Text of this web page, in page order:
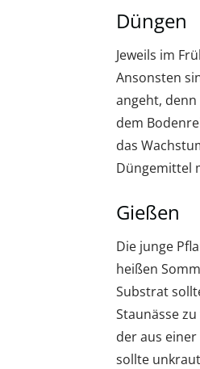
Düngen
Jeweils im
Ansonsten
angeht,
dem
das
Düngemittel
Gießen
Die junge
heißen
Substrat
Staunässe
der aus
sollte